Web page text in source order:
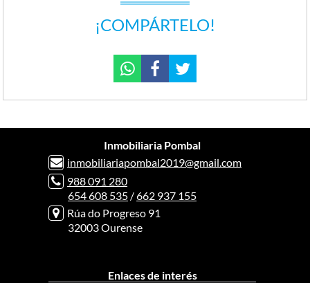
¡COMPÁRTELO!
Inmobiliaria Pombal
inmobiliariapombal2019@gmail.com
988 091 280
654 608 535 /662 937 155
Rúa do Progreso 91
32003 Ourense
Enlaces de interés